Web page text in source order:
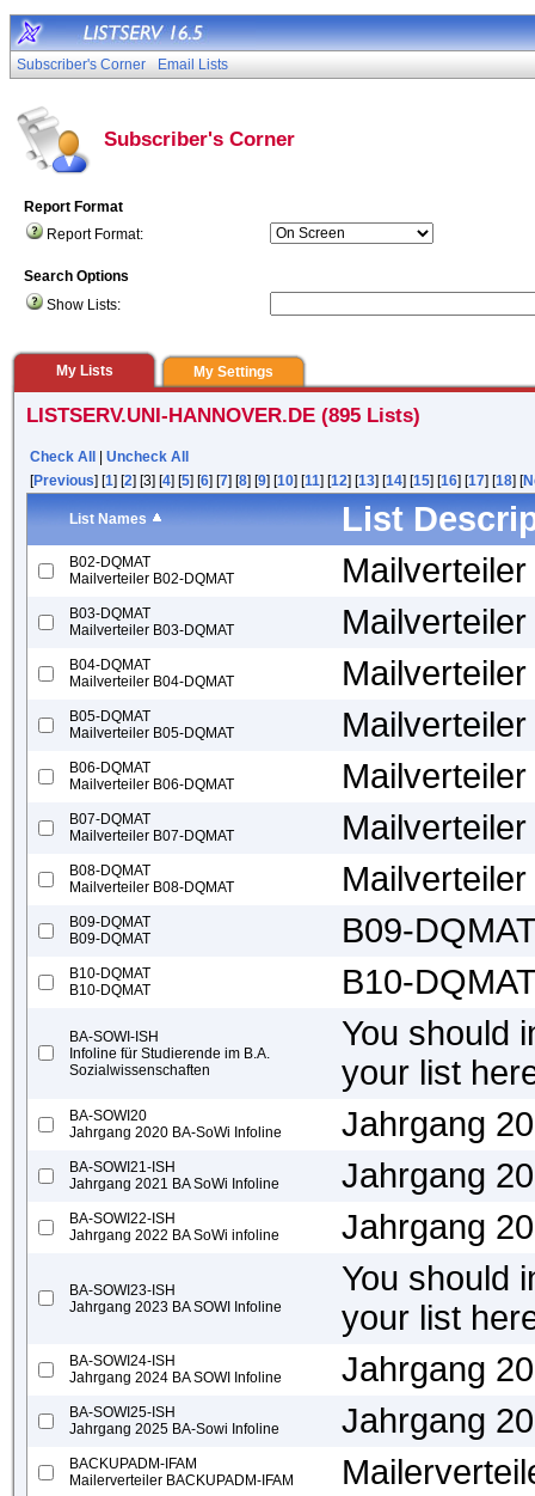
Subscriber's Corner Email Lists
Subscriber's Corner
Report Format
Report Format:
Search Options
Show Lists:
My Lists My Settings
LISTSERV.UNI-HANNOVER.DE (895 Lists)
Check All
Uncheck All
[Previous] [1] [2] [3] [4] [5] [6] [7] [8] [9] [10] [11] [12] [13] [14] [15] [16] [17] [18] [
List Names List
B02-DQMAT
Mailverteiler B02-DQMAT
B03-DQMAT
Mailverteiler B03-DQMAT
B04-DQMAT
Mailverteiler B04-DQMAT
B05-DQMAT
Mailverteiler B05-DQMAT
B06-DQMAT
Mailverteiler B06-DQMAT
B07-DQMAT
Mailverteiler B07-DQMAT
B08-DQMAT
Mailverteiler B08-DQMAT
B09-DQMAT
B09-DQMAT
B09-
B10-DQMAT
B10-DQMAT
B10-
BA-SOWI-ISH
Infoline für Studierende im B.A.
Sozialwissenschaften
You should
your list
BA-SOWI20
Jahrgang 2020 BA-SoWi Infoline
Jahrgang
BA-SOWI21-ISH
Jahrgang 2021 BA SoWi Infoline
Jahrgang
BA-SOWI22-ISH
Jahrgang 2022 BA SoWi infoline
Jahrgang
BA-SOWI23-ISH
Jahrgang 2023 BA SOWI Infoline
You should
your list
BA-SOWI24-ISH
Jahrgang 2024 BA SOWI Infoline
Jahrgang
BA-SOWI25-ISH
Jahrgang 2025 BA-Sowi Infoline
Jahrgang
BACKUPADM-IFAM
Mailerverteiler BACKUPADM-IFAM